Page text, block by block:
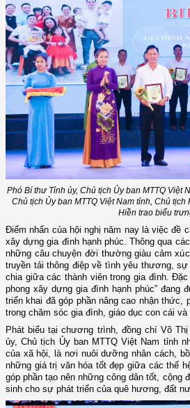
Phó Bí thư Tỉnh ủy, Chủ tịch Ủy ban MTTQ Việt
Chủ tịch Ủy ban MTTQ Việt Nam tỉnh, Chủ tịch
Hiền trao biểu
Điểm nhấn của hội nghị năm nay là việc đề
xây dựng gia đình hạnh phúc. Thông qua
những câu chuyện đời thường giàu cảm
truyền tải thông điệp về tình yêu thương,
chia giữa các thành viên trong gia đình.
phong xây dựng gia đình hạnh phúc” đang
triển khai đã góp phần nâng cao nhận thức,
trong chăm sóc gia đình, giáo dục con cái và
Phát biểu tại chương trình, đồng chí Võ Thị
ủy, Chủ tịch Ủy ban MTTQ Việt Nam tỉnh
của xã hội, là nơi nuôi dưỡng nhân cách,
những giá trị văn hóa tốt đẹp giữa các thế
góp phần tạo nên những công dân tốt, cộng
sinh cho sự phát triển của quê hương, đất